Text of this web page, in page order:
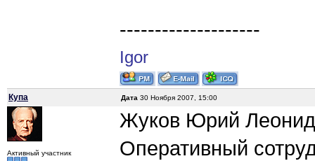
--------------------
Igor
Купа Дата 30 Ноября 2007, 15:00
Активный участник
Жуков Юрий
Оперативный